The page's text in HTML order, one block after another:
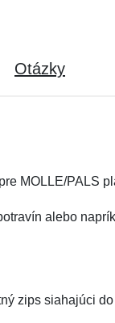
Otázky
MOLLE/PALS
alebo
zips siahajúci